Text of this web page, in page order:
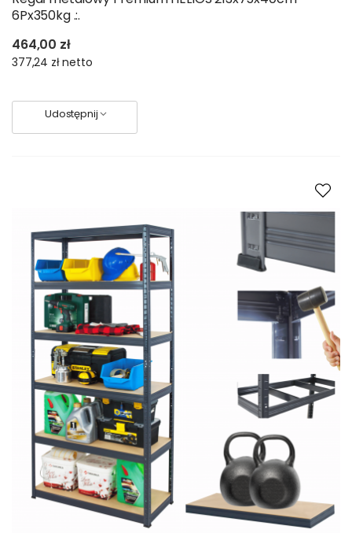
6Px350kg .:.
464,00 zł
377,24 złnetto
Udostępnij